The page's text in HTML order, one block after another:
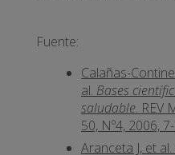
Fuente:
Calañas-
al. Bases
saludable. REV
50, Nº4, 2006,
Aranceta J, et al.